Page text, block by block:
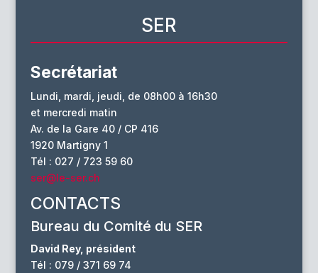
SER
Secrétariat
Lundi, mardi, jeudi, de 08h00 à 16h30
et mercredi matin
Av. de la Gare 40 / CP 416
1920 Martigny 1
Tél : 027 / 723 59 60
ser@le-ser.ch
CONTACTS
Bureau du Comité du SER
David Rey, président
Tél : 079 / 371 69 74